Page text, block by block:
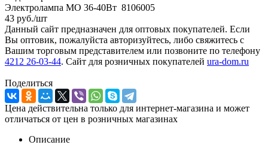
Электролампа МО 36-40Вт 8106005
43 руб./шт
Данный сайт предназначен для оптовых покупателей. Если
Вы оптовик, пожалуйста авторизуйтесь, либо свяжитесь с
Вашим торговым представителем или позвоните по телефону
4212 26-03-44. Сайт для розничных покупателей ura-dom.ru
Поделиться
Цена действительна только для интернет-магазина и может
отличаться от цен в розничных магазинах
Описание